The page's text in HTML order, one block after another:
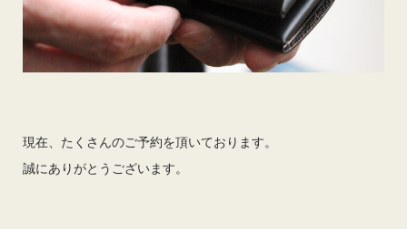
現在、たくさんのご予約を頂いております。
誠にありがとうございます。